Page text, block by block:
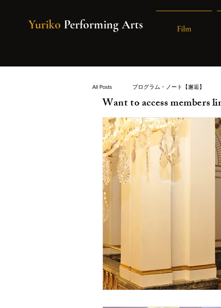
Yuriko Performing Arts Film
All Posts プログラム・ノート【邂逅】
Want to access members